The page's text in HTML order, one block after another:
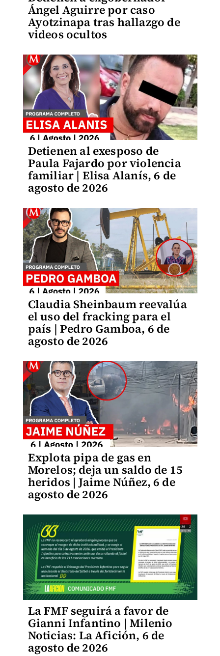
Ángel Aguirre por caso
Ayotzinapa tras hallazgo de
videos ocultos
Detienen al exesposo de
Paula Fajardo por violencia
familiar | Elisa Alanís, 6 de
agosto de 2026
Claudia Sheinbaum reevalúa
el uso del fracking para el
país | Pedro Gamboa, 6 de
agosto de 2026
Explota pipa de gas en
Morelos; deja un saldo de 15
heridos | Jaime Núñez, 6 de
agosto de 2026
La FMF seguirá a favor de
Gianni Infantino | Milenio
Noticias: La Afición, 6 de
agosto de 2026